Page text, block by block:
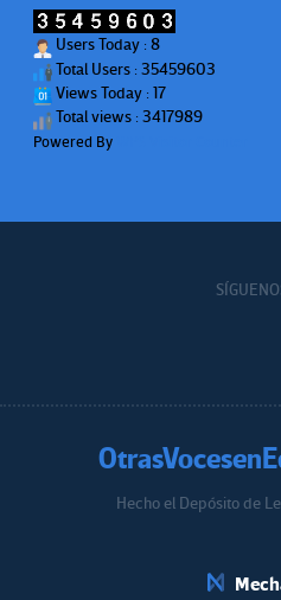
Users Today : 8
Total Users : 35459603
Views Today : 17
Total views : 3417989
Powered By
Hecho el Depósito de